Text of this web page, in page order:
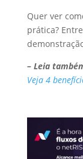
Quer ver
prática?
– Leia
Veja 4